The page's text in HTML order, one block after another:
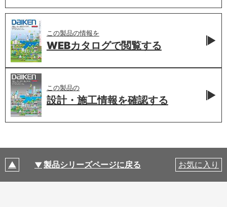
この製品の情報を
WEBカタログで閲覧する
この製品の
設計・施工情報を確認する
製品シリーズページに戻る お気に入り